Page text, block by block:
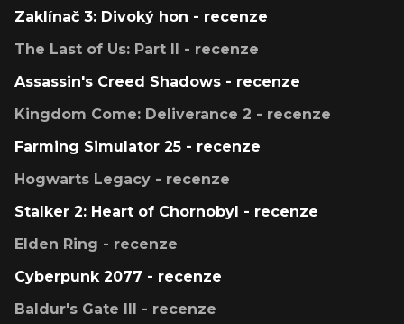
Zaklínač 3: Divoký hon - recenze
The Last of Us: Part II - recenze
Assassin's Creed Shadows - recenze
Kingdom Come: Deliverance 2 - recenze
Farming Simulator 25 - recenze
Hogwarts Legacy - recenze
Stalker 2: Heart of Chornobyl - recenze
Elden Ring - recenze
Cyberpunk 2077 - recenze
Baldur's Gate III - recenze